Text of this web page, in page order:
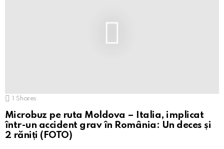
Shares
Microbuz pe ruta Moldova – Italia, implicat
într-un accident grav în România: Un deces și
2 răniți (FOTO)